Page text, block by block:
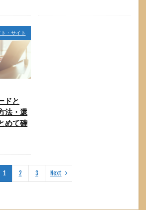
ト・サイト
ドと
法・還
めて確
1 2 3 Next